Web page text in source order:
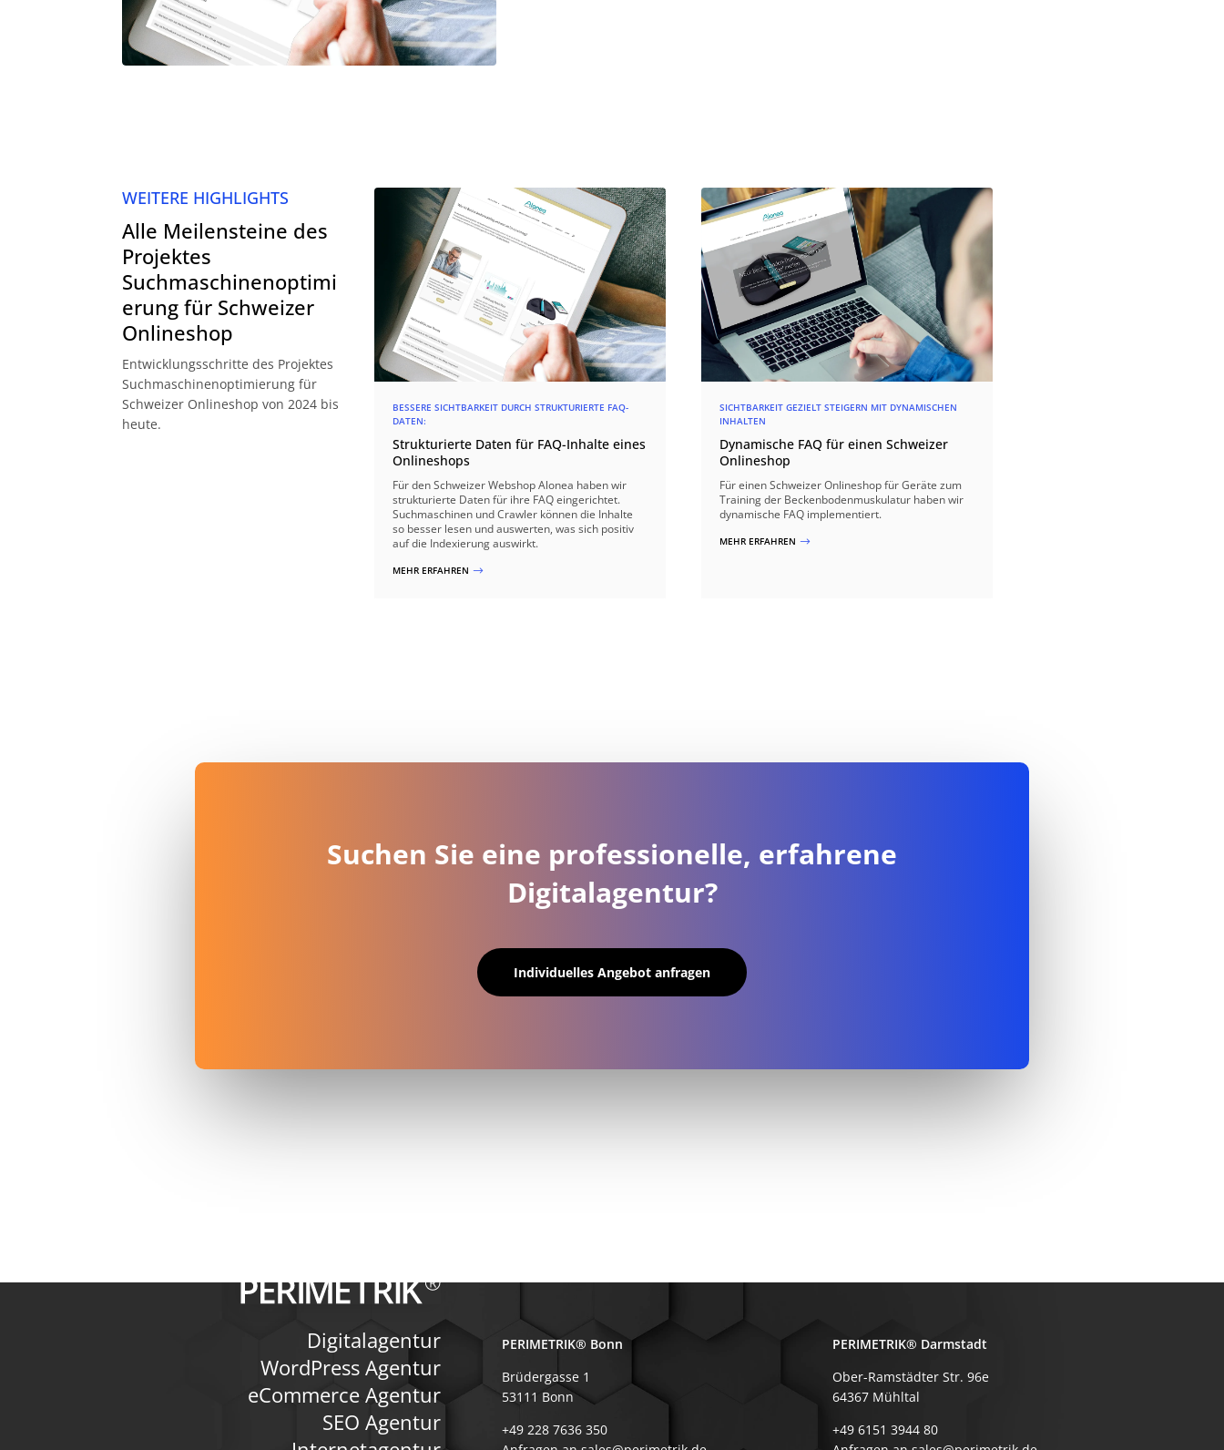
WEITERE HIGHLIGHTS
Alle Meilensteine des
Projektes
Suchmaschinenoptimi
erung für Schweizer
Onlineshop
Entwicklungsschritte des Projektes
Suchmaschinenoptimierung für
Schweizer Onlineshop von 2024 bis
heute.
BESSERE SICHTBARKEIT DURCH STRUKTURIERTE FAQ-
DATEN:
Strukturierte Daten für FAQ-Inhalte eines
Onlineshops
Für den Schweizer Webshop Alonea haben wir
strukturierte Daten für ihre FAQ eingerichtet.
Suchmaschinen und Crawler können die Inhalte
so besser lesen und auswerten, was sich positiv
auf die Indexierung auswirkt.
MEHR ERFAHREN $
SICHTBARKEIT GEZIELT STEIGERN MIT DYNAMISCHEN
INHALTEN
Dynamische FAQ für einen Schweizer
Onlineshop
Für einen Schweizer Onlineshop für Geräte zum
Training der Beckenbodenmuskulatur haben wir
dynamische FAQ implementiert.
MEHR ERFAHREN $
Suchen Sie eine professionelle, erfahrene
Digitalagentur?
Individuelles Angebot anfragen
Digitalagentur
WordPress Agentur
eCommerce Agentur
SEO Agentur
PERIMETRIK® Bonn
Brüdergasse 1
53111 Bonn
+49 228 7636 350
PERIMETRIK® Darmstadt
Ober-Ramstädter Str. 96e
64367 Mühltal
+49 6151 3944 80